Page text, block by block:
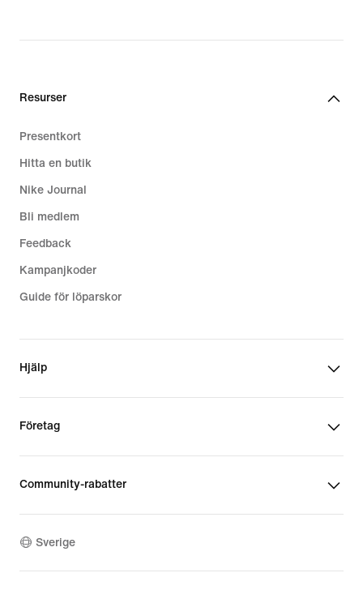
979,00 kr
Resurser
Presentkort
Hitta en butik
Nike Journal
Bli medlem
Feedback
Kampanjkoder
Guide för löparskor
Hjälp
Företag
Community-rabatter
Sverige